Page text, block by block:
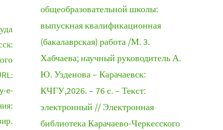
e-
общеобразовательной школы:
выпускная квалификационная
(бакалаврская) работа /М. 3.
Хабчаева; научный руководитель А.
Ю. Узденова – Карачаевск:
КЧГУ,2026. – 76 с. – Текст:
электронный // Электронная
библиотека Карачаево-Черкесского